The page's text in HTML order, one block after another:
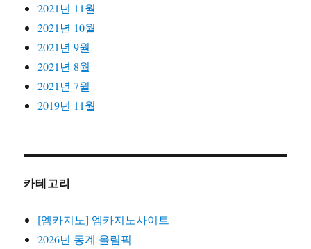
2021년 11월
2021년 10월
2021년 9월
2021년 8월
2021년 7월
2019년 11월
카테고리
[엠카지노] 엠카지노사이트
2026년 동계 올림픽